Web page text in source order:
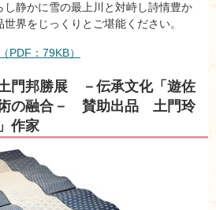
し静かに雪の最上川と対峙し詩情豊か
界をじっくりとご堪能ください。
PDF：79KB）
門邦勝展 －伝承文化「遊佐
の融合－ 賛助出品 土門玲
作家